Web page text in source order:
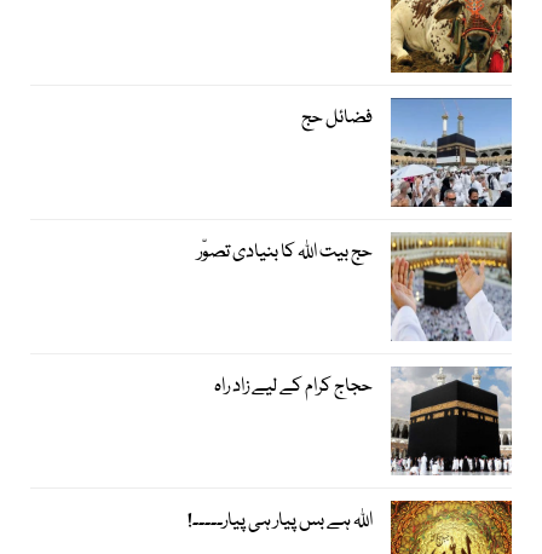
فضائل حج
حج بیت اﷲ کا بنیادی تصوّر
حجاج کرام کے لیے زاد راہ
اﷲ ہے بس پیار ہی پیار۔۔۔۔۔!